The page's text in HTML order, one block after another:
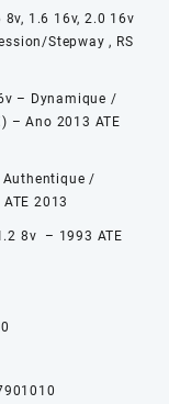
8v, 1.6 16v, 2.0 16v
Stepway , RS
– Dynamique /
– Ano 2013 ATE
Authentique /
2013
8v – 1993 ATE